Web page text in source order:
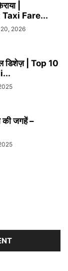
|
Fare...
2026
डिशेज़ | Top 10
की जगहें –